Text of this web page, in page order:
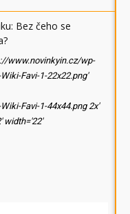
Bez čeho se
www.novinkyin.cz/wp-
Favi-1-22x22.png'
Favi-1-44x44.png 2x'
width='22'